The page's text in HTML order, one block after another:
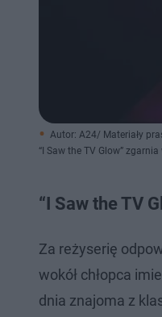
Autor: A24/ Materiały
“I Saw the TV Glow”
“I Saw the TV
Za reżyserię
wokół chłopca
dnia znajoma z